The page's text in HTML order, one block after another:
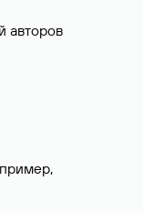
авторов